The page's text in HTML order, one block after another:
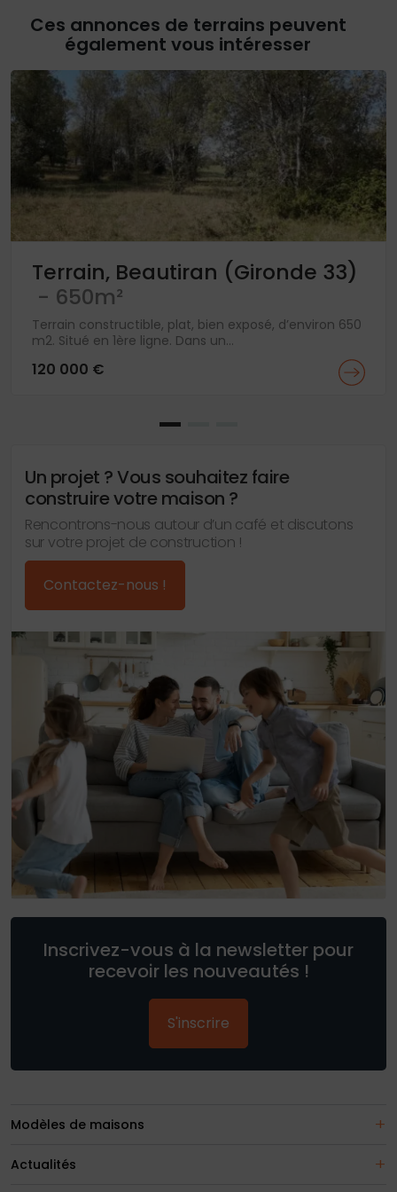
Ces annonces de terrains peuvent
également vous intéresser
Terrain, Beautiran (Gironde 33)
- 650m²
Terrain constructible, plat, bien exposé, d’environ 650
m2. Situé en 1ère ligne. Dans un...
120 000 €
Un projet ? Vous souhaitez faire
construire votre maison ?
Rencontrons-nous autour d’un café et discutons
sur votre projet de construction !
Contactez-nous !
Inscrivez-vous à la newsletter pour
recevoir les nouveautés !
S'inscrire
Modèles de maisons
Actualités